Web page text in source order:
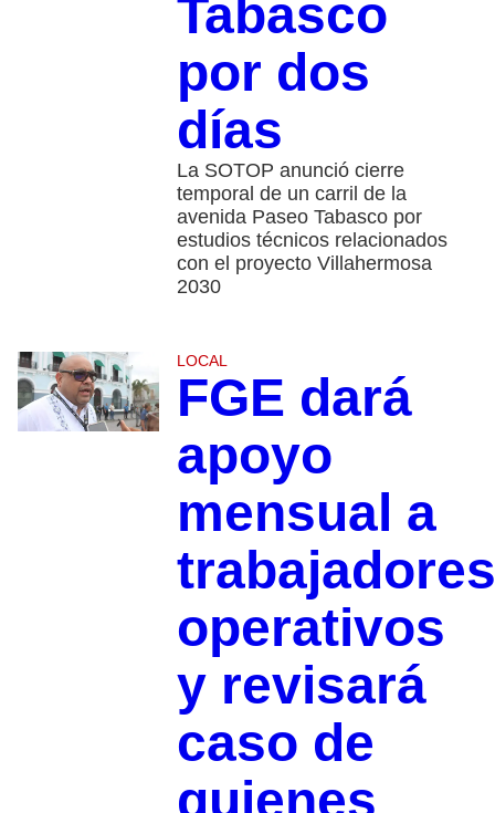
Tabasco
por dos
días
La SOTOP anunció cierre
temporal de un carril de la
avenida Paseo Tabasco por
estudios técnicos relacionados
con el proyecto Villahermosa
2030
LOCAL
FGE dará
apoyo
mensual a
trabajadores
operativos
y revisará
caso de
quienes